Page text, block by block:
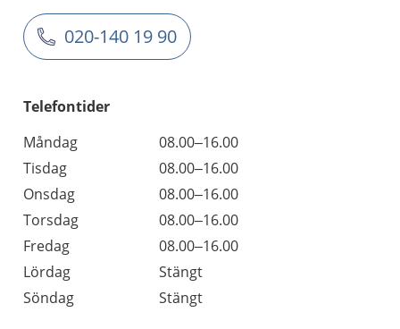
020-140 19 90
Telefontider
Måndag
08.00–16.00
Tisdag
08.00–16.00
Onsdag
08.00–16.00
Torsdag
08.00–16.00
Fredag
08.00–16.00
Lördag
Stängt
Söndag
Stängt